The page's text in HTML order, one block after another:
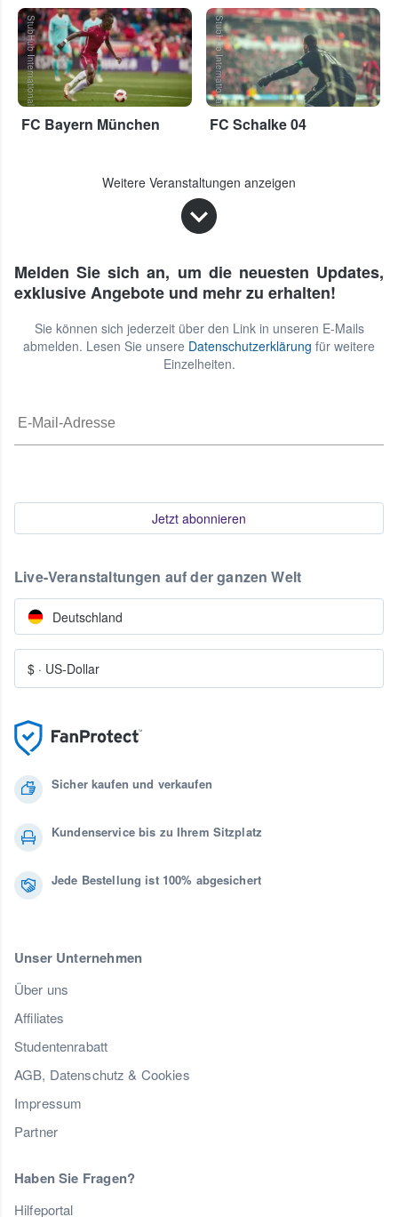
StubHub International
FC Bayern München
StubHub International
FC Schalke 04
Weitere Veranstaltungen anzeigen
Melden Sie sich an, um die neuesten Updates,
exklusive Angebote und mehr zu erhalten!
Sie können sich jederzeit über den Link in unseren E-Mails
abmelden. Lesen Sie unsere Datenschutzerklärung für weitere
Einzelheiten.
Jetzt abonnieren
Sicher kaufen und verkaufen
Kundenservice bis zu Ihrem Sitzplatz
Jede Bestellung ist 100% abgesichert
Unser Unternehmen
Über uns
Affiliates
Studentenrabatt
AGB, Datenschutz & Cookies
Impressum
Partner
Haben Sie Fragen?
Hilfeportal
Live-Veranstaltungen auf der ganzen Welt
Deutschland
$ · US-Dollar